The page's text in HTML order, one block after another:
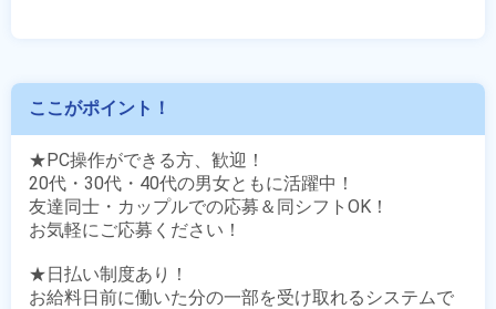
ここがポイント！
★PC操作ができる方、歓迎！
20代・30代・40代の男女ともに活躍中！
友達同士・カップルでの応募＆同シフトOK！
お気軽にご応募ください！
★日払い制度あり！
お給料日前に働いた分の一部を受け取れるシステムで